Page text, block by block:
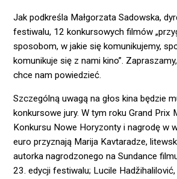
Jak podkreśla Małgorzata Sadowska,
festiwalu, 12 konkursowych filmów
sposobom, w jakie się komunikujemy,
komunikuje się z nami kino”.
chce nam powiedzieć.
Szczególną uwagą na głos kina będzie
konkursowe jury. W tym roku Grand Prix
Konkursu Nowe Horyzonty i nagrodę w
euro przyznają Marija Kavtaradze,
autorka nagrodzonego na Sundance
23. edycji festiwalu; Lucile